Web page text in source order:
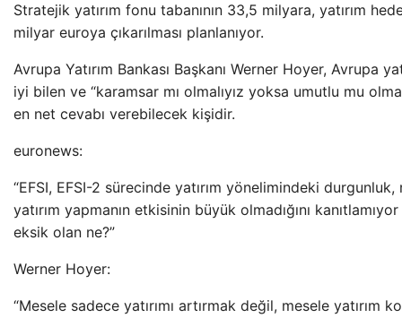
Stratejik yatırım fonu tabanının 33,5 milyara, yatırım
milyar euroya çıkarılması planlanıyor.
Avrupa Yatırım Bankası Başkanı Werner Hoyer, Avrupa
iyi bilen ve “karamsar mı olmalıyız yoksa umutlu mu
en net cevabı verebilecek kişidir.
euronews:
“EFSI, EFSI-2 sürecinde yatırım yönelimindeki
yatırım yapmanın etkisinin büyük olmadığını
eksik olan ne?”
Werner Hoyer:
“Mesele sadece yatırımı artırmak değil, mesele yatırım